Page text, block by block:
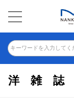
キーワードを入力してく
洋雑誌